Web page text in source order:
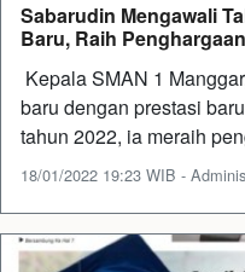
Sabarudin Mengawali
Baru, Raih
Kepala SMAN 1
baru dengan prestasi
tahun 2022, ia meraih
18/01/2022 19:23 WIB -